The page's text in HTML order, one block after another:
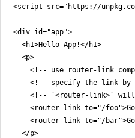
<script src="https://
<div id="app">
  <h1>Hello App!</h1>
  <p>
<!-- use router-link
<!-- specify the link by
<!-- `<router-link>`
<router-link to="/
<router-link to="/
  </p>